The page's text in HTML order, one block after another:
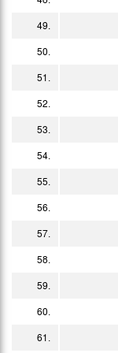
49.
50.
51.
52.
53.
54.
55.
56.
57.
58.
59.
60.
61.